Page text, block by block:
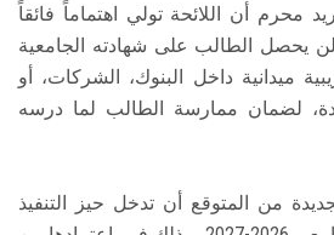
محرم أن اللائحة تولي اهتماماً فائقاً
يحصل الطالب على شهادته الجامعية
ميدانية داخل البنوك، الشركات، أو
لضمان ممارسة الطالب لما درسه
من المتوقع أن تدخل حيز التنفيذ